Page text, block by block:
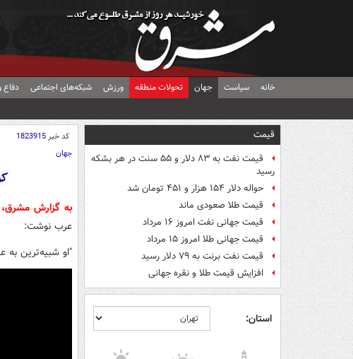
خانه سیاست جهان تحولات منطقه ورزش شبکه‌های اجتماعی دفاع
قیمت
قیمت نفت به ۸۳ دلار و ۵۵ سنت در هر بشکه
رسید
حواله دلار ۱۵۴ هزار و ۴۵۱ تومان شد
قیمت طلا صعودی ماند
قیمت جهانی نفت امروز ۱۶ مرداد
قیمت جهانی طلا امروز ۱۵ مرداد
قیمت نفت برنت به ۷۹ دلار رسید
افزایش قیمت طلا و نقره جهانی
استان:
کد خبر1823915
جهان
به گزارش مشرق،
عرب نوشت:
"او شبیه‌ترین به